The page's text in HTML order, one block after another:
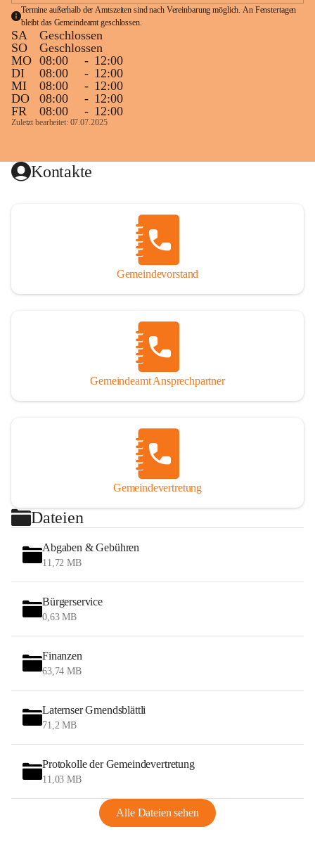
Termine außerhalb der Amtszeiten sind nach Vereinbarung möglich. An Fenstertagen
bleibt das Gemeindeamt geschlossen.
SA
Geschlossen
SO
Geschlossen
MO 08:00 - 12:00
DI
08:00 - 12:00
MI
08:00 - 12:00
DO
08:00 - 12:00
FR
08:00 - 12:00
Zuletzt bearbeitet: 07.07.2025
Kontakte
Gemeindevorstand
Gemeindeamt Ansprechpartner
Gemeindevertretung
Dateien
Abgaben & Gebühren
11,72 MB
Bürgerservice
0,63 MB
Finanzen
63,74 MB
Laternser Gmendsblättli
71,2 MB
Protokolle der Gemeindevertretung
11,03 MB
Alle Dateien sehen